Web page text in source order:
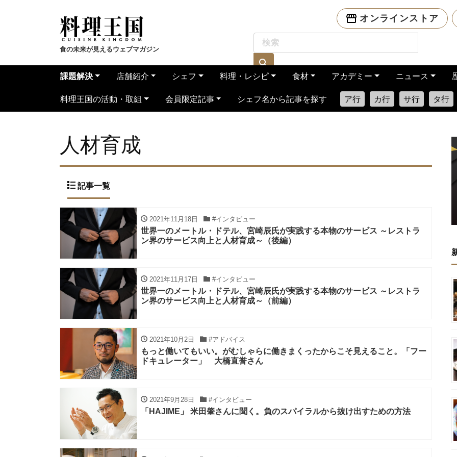
食の未来が見えるウェブマガジン
オンラインストア
課題解決 店舗紹介 シェフ 料理・レシピ 食材 アカデミー ニュース
料理王国の活動・取組 会員限定記事 シェフ名から記事を探す ア行 カ行 サ行 タ行
人材育成
記事一覧
2021年11月18日 #インタビュー
世界一のメートル・ドテル、宮崎辰氏が実践する本物のサービス ～レストラ
ン界のサービス向上と人材育成～（後編）
2021年11月17日 #インタビュー
世界一のメートル・ドテル、宮崎辰氏が実践する本物のサービス ～レストラ
ン界のサービス向上と人材育成～（前編）
2021年10月2日 #アドバイス
もっと働いてもいい。がむしゃらに働きまくったからこそ見えること。「フー
ドキュレーター」 大橋直誉さん
2021年9月28日 #インタビュー
「HAJIME」 米田肇さんに聞く。負のスパイラルから抜け出すための方法